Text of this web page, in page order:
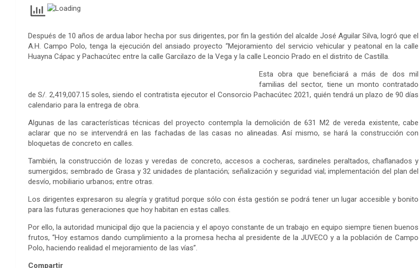
Después de 10 años de ardua labor hecha por sus dirigentes, por fin la gestión del alcalde José Aguilar Silva, logró que el
A.H. Campo Polo, tenga la ejecución del ansiado proyecto “Mejoramiento del servicio vehicular y peatonal en la calle
Huayna Cápac y Pachacútec entre la calle Garcilazo de la Vega y la calle Leoncio Prado en el distrito de Castilla.
Esta obra que beneficiará a más de dos mil
familias del sector, tiene un monto contratado
de S/. 2,419,007.15 soles, siendo el contratista ejecutor el Consorcio Pachacútec 2021, quién tendrá un plazo de 90 días
calendario para la entrega de obra.
Algunas de las características técnicas del proyecto contempla la demolición de 631 M2 de vereda existente, cabe
aclarar que no se intervendrá en las fachadas de las casas no alineadas. Así mismo, se hará la construcción con
bloquetas de concreto en calles.
También, la construcción de lozas y veredas de concreto, accesos a cocheras, sardineles peraltados, chaflanados y
sumergidos; sembrado de Grasa y 32 unidades de plantación; señalización y seguridad vial; implementación del plan del
desvío, mobiliario urbanos; entre otras.
Los dirigentes expresaron su alegría y gratitud porque sólo con ésta gestión se podrá tener un lugar accesible y bonito
para las futuras generaciones que hoy habitan en estas calles.
Por ello, la autoridad municipal dijo que la paciencia y el apoyo constante de un trabajo en equipo siempre tienen buenos
frutos, “Hoy estamos dando cumplimiento a la promesa hecha al presidente de la JUVECO y a la población de Campo
Polo, haciendo realidad el mejoramiento de las vías”.
Compartir